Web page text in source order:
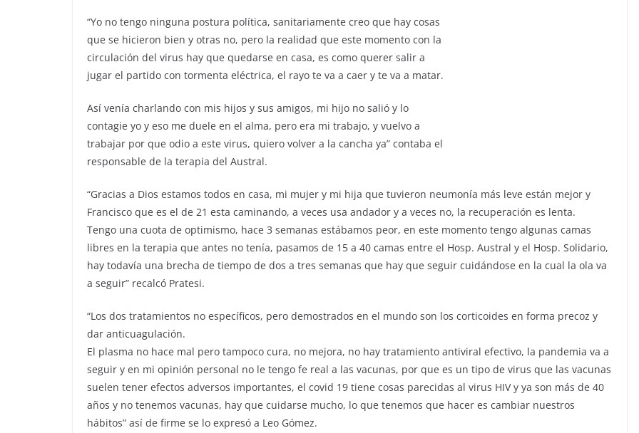
“Yo no tengo ninguna postura política, sanitariamente creo que hay cosas
que se hicieron bien y otras no, pero la realidad que este momento con la
circulación del virus hay que quedarse en casa, es como querer salir a
jugar el partido con tormenta eléctrica, el rayo te va a caer y te va a matar.
Así venía charlando con mis hijos y sus amigos, mi hijo no salió y lo
contagie yo y eso me duele en el alma, pero era mi trabajo, y vuelvo a
trabajar por que odio a este virus, quiero volver a la cancha ya” contaba el
responsable de la terapia del Austral.
“Gracias a Dios estamos todos en casa, mi mujer y mi hija que tuvieron neumonía más leve están mejor y
Francisco que es el de 21 esta caminando, a veces usa andador y a veces no, la recuperación es lenta.
Tengo una cuota de optimismo, hace 3 semanas estábamos peor, en este momento tengo algunas camas
libres en la terapia que antes no tenía, pasamos de 15 a 40 camas entre el Hosp. Austral y el Hosp. Solidario,
hay todavía una brecha de tiempo de dos a tres semanas que hay que seguir cuidándose en la cual la ola va
a seguir” recalcó Pratesi.
“Los dos tratamientos no específicos, pero demostrados en el mundo son los corticoides en forma precoz y
dar anticuagulación.
El plasma no hace mal pero tampoco cura, no mejora, no hay tratamiento antiviral efectivo, la pandemia va a
seguir y en mi opinión personal no le tengo fe real a las vacunas, por que es un tipo de virus que las vacunas
suelen tener efectos adversos importantes, el covid 19 tiene cosas parecidas al virus HIV y ya son más de 40
años y no tenemos vacunas, hay que cuidarse mucho, lo que tenemos que hacer es cambiar nuestros
hábitos” así de firme se lo expresó a Leo Gómez.